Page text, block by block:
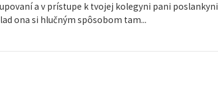
a v prístupe k tvojej kolegyni pani poslankyni
ona si hlučným spôsobom tam...